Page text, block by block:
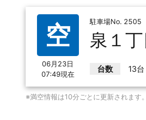
空
06月23日
07:49現在
駐車場No. 2505
泉１
台数 13台
※満空情報は10分ごとに更新されます